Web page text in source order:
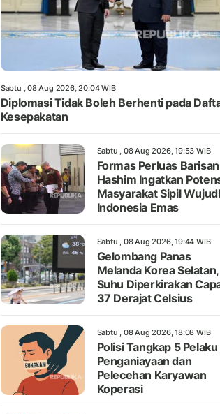
Sabtu , 08 Aug 2026, 20:04 WIB
Diplomasi Tidak Boleh Berhenti pada
Kesepakatan
Sabtu , 08 Aug 2026, 19:53 WIB
Formas Perluas
Hashim Ingatkan
Masyarakat Sipil
Indonesia Emas
Sabtu , 08 Aug 2026, 19:44 WIB
Gelombang Panas
Melanda Korea Selatan,
Suhu Diperkirakan
37 Derajat Celsius
Sabtu , 08 Aug 2026, 18:08 WIB
Polisi Tangkap 5 Pelaku
Penganiayaan dan
Pelecehan Karyawan
Koperasi